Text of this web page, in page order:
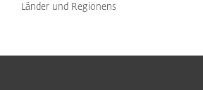
Länder und Regionens